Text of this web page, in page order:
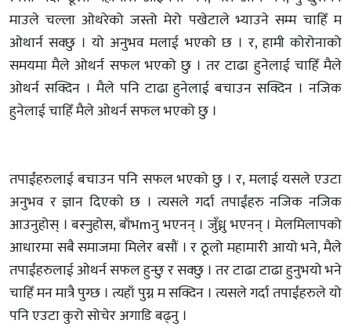
माउले चल्ला ओथरेको जस्तो मेरो पखेटाले भ्याउने सम्म चाहिँ म
ओथार्न सक्छु । यो अनुभव मलाई भएको छ । र, हामी कोरोनाको
समयमा मैले ओथर्न सफल भएको छु । तर टाढा हुनेलाई चाहिँ मैले
ओथर्न सक्दिन । मैले पनि टाढा हुनेलाई बचाउन सक्दिन । नजिक
हुनेलाई चाहिँ मैले ओथर्न सफल भएको छु ।
तपाईंहरुलाई बचाउन पनि सफल भएको छु । र, मलाई यसले एउटा
अनुभव र ज्ञान दिएको छ । त्यसले गर्दा तपाईंहरु नजिक नजिक
आउनुहोस् । बस्नुहोस, बाँभmनु भएनन् । जुँध्नु भएनन् । मेलमिलापको
आधारमा सबै समाजमा मिलेर बसौं । र ठूलो महामारी आयो भने, मैले
तपाईंहरुलाई ओथर्न सफल हुन्छु र सक्छु । तर टाढा टाढा हुनुभयो भने
चाहिँ मन मात्रै पुग्छ । त्यहाँ पुग्न म सक्दिन । त्यसले गर्दा तपाईंहरुले यो
पनि एउटा कुरो सोचेर अगाडि बढ्नु ।